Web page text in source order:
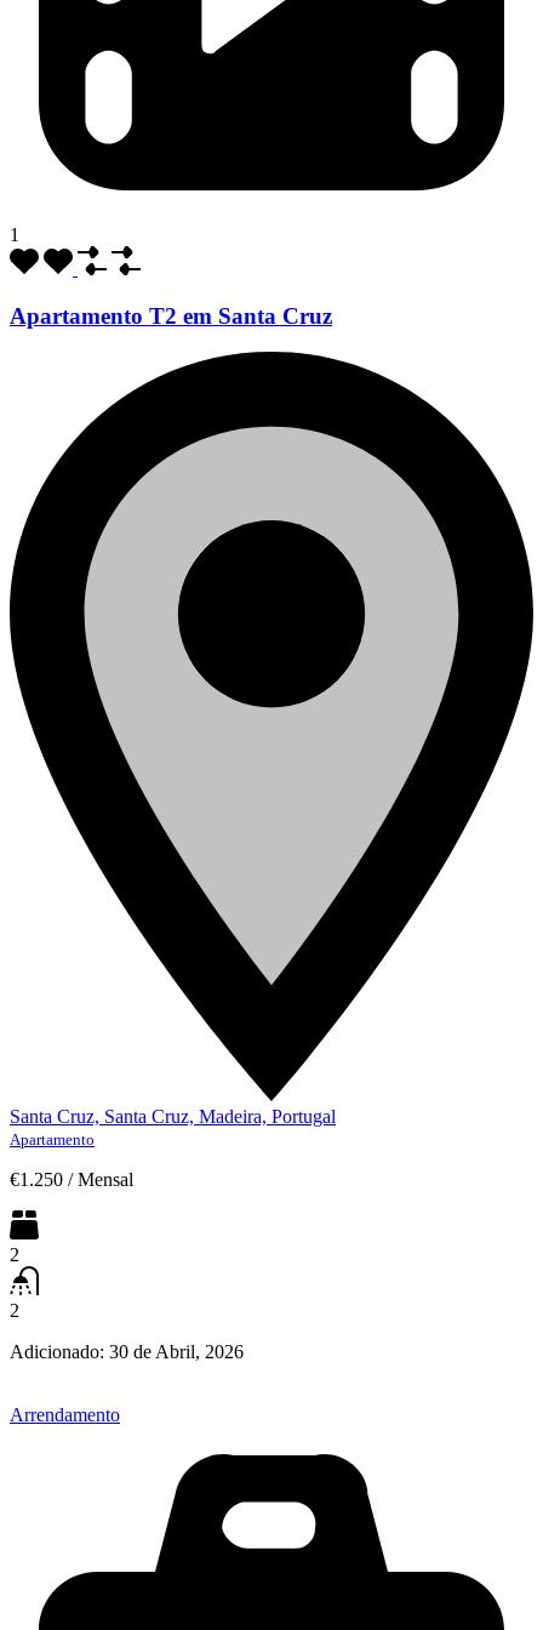
1
Apartamento T2 em Santa Cruz
Santa Cruz, Santa Cruz, Madeira, Portugal
Apartamento
€1.250 / Mensal
2
2
Adicionado: 30 de Abril, 2026
Arrendamento